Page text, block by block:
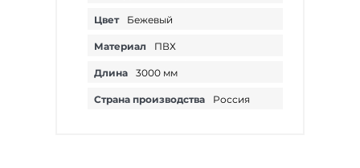
Цвет Бежевый
Материал ПВХ
Длина 3000 мм
Страна производства Россия